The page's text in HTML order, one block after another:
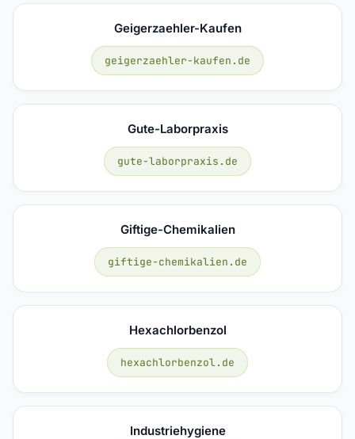
Geigerzaehler-Kaufen
geigerzaehler-kaufen.de
Gute-Laborpraxis
gute-laborpraxis.de
Giftige-Chemikalien
giftige-chemikalien.de
Hexachlorbenzol
hexachlorbenzol.de
Industriehygiene